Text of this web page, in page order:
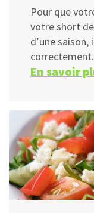
Pour que
votre short
d’une
correctement.
En savoir